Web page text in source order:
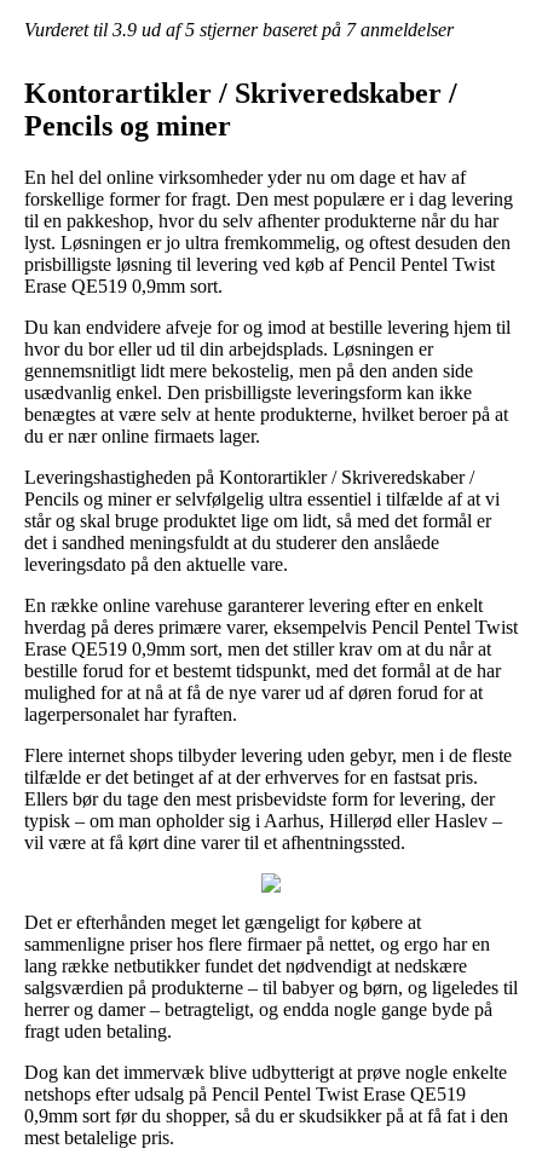
Vurderet til 3.9 ud af 5 stjerner baseret på 7anmeldelser
Kontorartikler / Skriveredskaber /
Pencils og miner
En hel del online virksomheder yder nu om dage et hav af
forskellige former for fragt. Den mest populære er i dag levering
til en pakkeshop, hvor du selv afhenter produkterne når du har
lyst. Løsningen er jo ultra fremkommelig, og oftest desuden den
prisbilligste løsning til levering ved køb af Pencil Pentel Twist
Erase QE519 0,9mm sort.
Du kan endvidere afveje for og imod at bestille levering hjem til
hvor du bor eller ud til din arbejdsplads. Løsningen er
gennemsnitligt lidt mere bekostelig, men på den anden side
usædvanlig enkel. Den prisbilligste leveringsform kan ikke
benægtes at være selv at hente produkterne, hvilket beroer på at
du er nær online firmaets lager.
Leveringshastigheden på Kontorartikler / Skriveredskaber /
Pencils og miner er selvfølgelig ultra essentiel i tilfælde af at vi
står og skal bruge produktet lige om lidt, så med det formål er
det i sandhed meningsfuldt at du studerer den anslåede
leveringsdato på den aktuelle vare.
En række online varehuse garanterer levering efter en enkelt
hverdag på deres primære varer, eksempelvis Pencil Pentel Twist
Erase QE519 0,9mm sort, men det stiller krav om at du når at
bestille forud for et bestemt tidspunkt, med det formål at de har
mulighed for at nå at få de nye varer ud af døren forud for at
lagerpersonalet har fyraften.
Flere internet shops tilbyder levering uden gebyr, men i de fleste
tilfælde er det betinget af at der erhverves for en fastsat pris.
Ellers bør du tage den mest prisbevidste form for levering, der
typisk – om man opholder sig i Aarhus, Hillerød eller Haslev –
vil være at få kørt dine varer til et afhentningssted.
Det er efterhånden meget let gængeligt for købere at
sammenligne priser hos flere firmaer på nettet, og ergo har en
lang række netbutikker fundet det nødvendigt at nedskære
salgsværdien på produkterne – til babyer og børn, og ligeledes til
herrer og damer – betragteligt, og endda nogle gange byde på
fragt uden betaling.
Dog kan det immervæk blive udbytterigt at prøve nogle enkelte
netshops efter udsalg på Pencil Pentel Twist Erase QE519
0,9mm sort før du shopper, så du er skudsikker på at få fat i den
mest betalelige pris.